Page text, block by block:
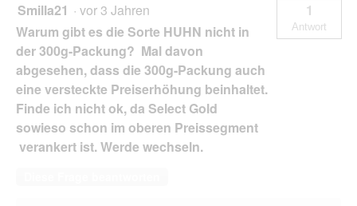
Smilla21 · vor 3 Jahren
Warum gibt es die Sorte HUHN nicht in
der 300g-Packung? Mal davon
abgesehen, dass die 300g-Packung auch
eine versteckte Preiserhöhung beinhaltet.
Finde ich nicht ok, da Select Gold
sowieso schon im oberen Preissegment
verankert ist. Werde wechseln.
1
Antwort